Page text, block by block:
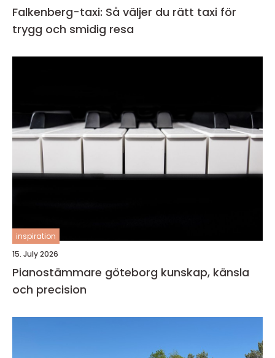
Falkenberg-taxi: Så väljer du rätt taxi för
trygg och smidig resa
inspiration
15. July 2026
Pianostämmare göteborg kunskap, känsla
och precision